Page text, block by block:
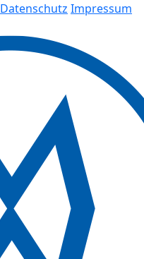
Datenschutz Impressum